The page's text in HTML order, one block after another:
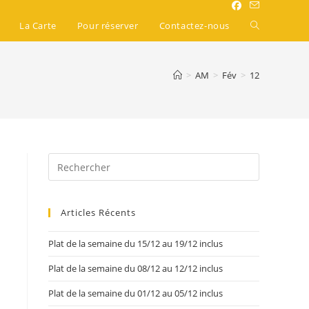
La Carte Pour réserver Contactez-nous
> AM > Fév > 12
Articles Récents
Plat de la semaine du 15/12 au 19/12 inclus
Plat de la semaine du 08/12 au 12/12 inclus
Plat de la semaine du 01/12 au 05/12 inclus